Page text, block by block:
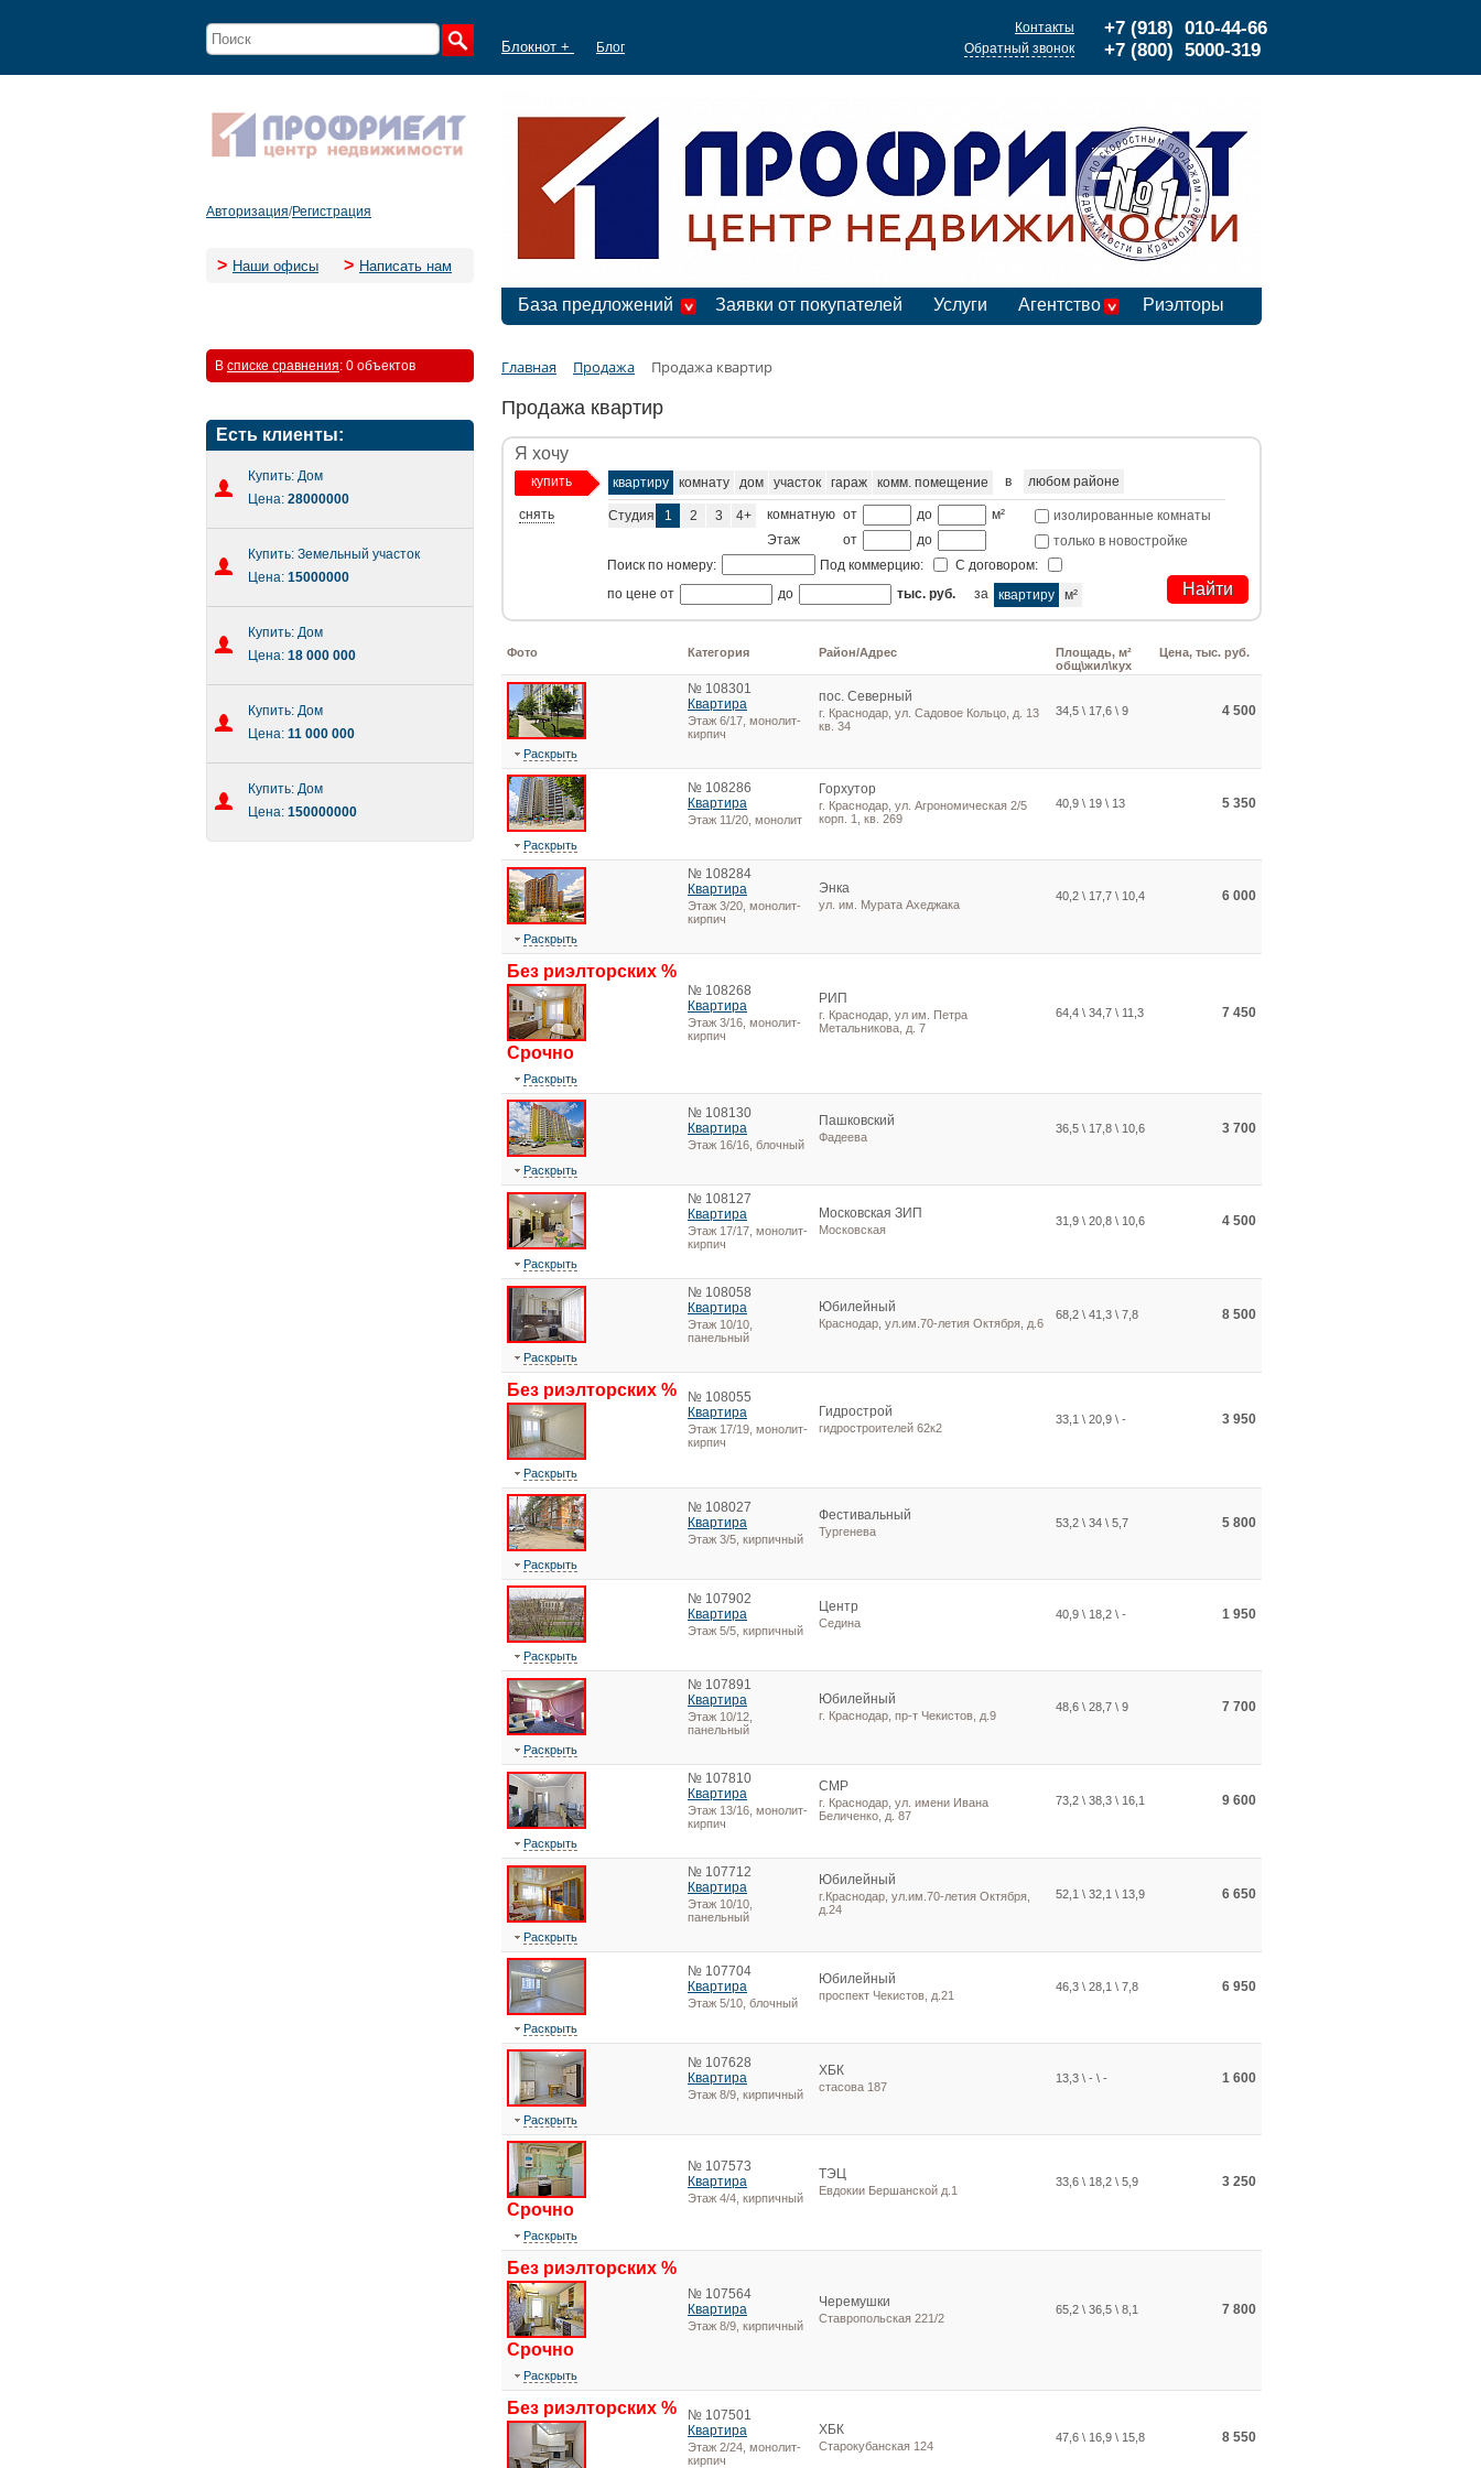
Блокнот + Блог
+7 (918) 010-44-66
+7 (800) 5000-319
Контакты
Обратный звонок
Авторизация/Регистрация
> Наши офисы > Написать нам
База предложений Заявки от покупателей Услуги Агентство Риэлторы
В списке сравнения: 0 объектов
Есть клиенты:
Купить: Дом
Цена: 28000000
Купить: Земельный участок
Цена: 15000000
Купить: Дом
Цена: 18 000 000
Купить: Дом
Цена: 11 000 000
Купить: Дом
Цена: 150000000
Главная Продажа Продажа квартир
Продажа квартир
Я хочу
купить
снять
квартиру комнату дом участок гараж комм. помещение в любом районе
Студия 1 2 3 4+ комнатную от до м²
изолированные комнаты
Этаж
от до
только в новостройке
Поиск по номеру:
Под коммерцию:
С договором:
по цене от
до тыс. руб. за квартиру м²
Фото Категория Район/Адрес
Площадь, м²
общ\жил\кух
Цена, тыс. руб.
№ 108301
Квартира
Этаж 6/17, монолит-
кирпич
пос. Северный
г. Краснодар, ул. Садовое Кольцо, д. 13
кв. 34
34,5 \ 17,6 \ 9 4 500
Раскрыть
№ 108286
Квартира
Этаж 11/20, монолит
Горхутор
г. Краснодар, ул. Агрономическая 2/5
корп. 1, кв. 269
40,9 \ 19 \ 13 5 350
Раскрыть
№ 108284
Квартира
Этаж 3/20, монолит-
кирпич
Энка
ул. им. Мурата Ахеджака
40,2 \ 17,7 \ 10,4 6 000
Раскрыть
Без риэлторских %
Срочно
№ 108268
Квартира
Этаж 3/16, монолит-
кирпич
РИП
г. Краснодар, ул им. Петра
Метальникова, д. 7
64,4 \ 34,7 \ 11,3 7 450
Раскрыть
№ 108130
Квартира
Этаж 16/16, блочный
Пашковский
Фадеева
36,5 \ 17,8 \ 10,6 3 700
Раскрыть
№ 108127
Квартира
Этаж 17/17, монолит-
кирпич
Московская ЗИП
Московская
31,9 \ 20,8 \ 10,6 4 500
Раскрыть
№ 108058
Квартира
Этаж 10/10,
панельный
Юбилейный
Краснодар, ул.им.70-летия Октября, д.6
68,2 \ 41,3 \ 7,8 8 500
Раскрыть
Без риэлторских %
№ 108055
Квартира
Этаж 17/19, монолит-
кирпич
Гидрострой
гидростроителей 62к2
33,1 \ 20,9 \ - 3 950
Раскрыть
№ 108027
Квартира
Этаж 3/5, кирпичный
Фестивальный
Тургенева
53,2 \ 34 \ 5,7 5 800
Раскрыть
№ 107902
Квартира
Этаж 5/5, кирпичный
Центр
Седина
40,9 \ 18,2 \ - 1 950
Раскрыть
№ 107891
Квартира
Этаж 10/12,
панельный
Юбилейный
г. Краснодар, пр-т Чекистов, д.9
48,6 \ 28,7 \ 9 7 700
Раскрыть
№ 107810
Квартира
Этаж 13/16, монолит-
кирпич
СМР
г. Краснодар, ул. имени Ивана
Беличенко, д. 87
73,2 \ 38,3 \ 16,1 9 600
Раскрыть
№ 107712
Квартира
Этаж 10/10,
панельный
Юбилейный
г.Краснодар, ул.им.70-летия Октября,
д.24
52,1 \ 32,1 \ 13,9 6 650
Раскрыть
№ 107704
Квартира
Этаж 5/10, блочный
Юбилейный
проспект Чекистов, д.21
46,3 \ 28,1 \ 7,8 6 950
Раскрыть
№ 107628
Квартира
Этаж 8/9, кирпичный
ХБК
стасова 187
13,3 \ - \ - 1 600
Раскрыть
Срочно
№ 107573
Квартира
Этаж 4/4, кирпичный
ТЭЦ
Евдокии Бершанской д.1
33,6 \ 18,2 \ 5,9 3 250
Раскрыть
Без риэлторских %
Срочно
№ 107564
Квартира
Этаж 8/9, кирпичный
Черемушки
Ставропольская 221/2
65,2 \ 36,5 \ 8,1 7 800
Раскрыть
Без риэлторских %
№ 107501
Квартира
Этаж 2/24, монолит-
кирпич
ХБК
Старокубанская 124
47,6 \ 16,9 \ 15,8 8 550